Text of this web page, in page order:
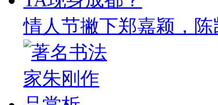
情人节撇下郑嘉颖，